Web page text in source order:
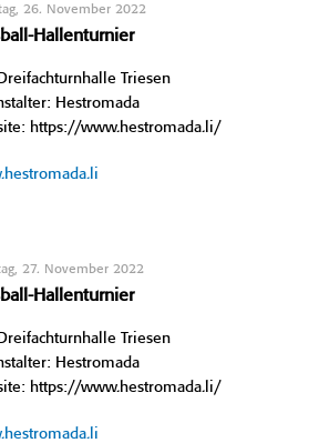
26. November 2022
Hallenturnier
Triesen
Hestromada
https://www.hestromada.li/
27. November 2022
Hallenturnier
Triesen
Hestromada
https://www.hestromada.li/